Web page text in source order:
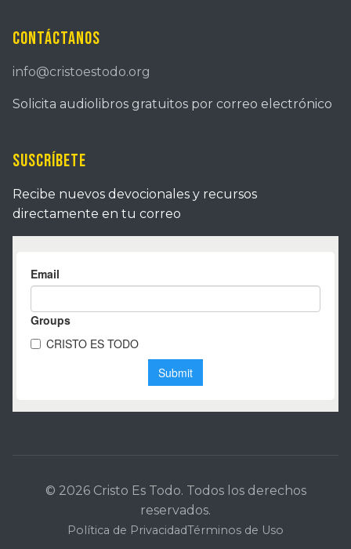
Contáctanos
info@cristoestodo.org
Solicita audiolibros gratuitos por correo electrónico
Suscríbete
Recibe nuevos devocionales y recursos
directamente en tu correo
© 2026 Cristo Es Todo. Todos los derechos
reservados.
Política de PrivacidadTérminos de Uso